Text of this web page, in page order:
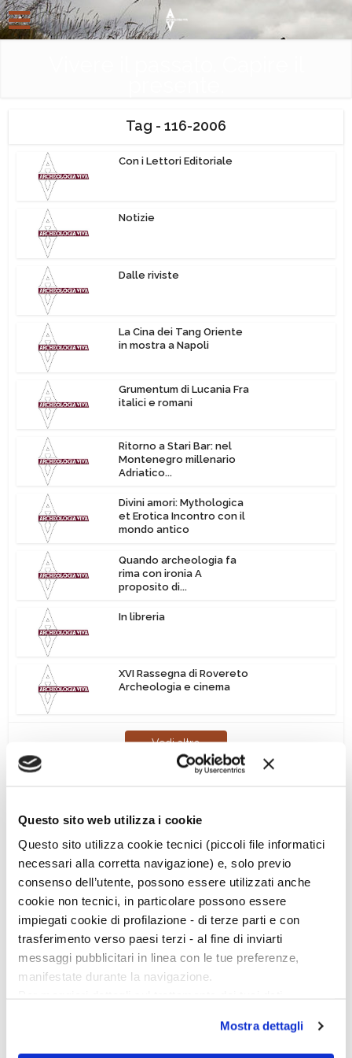
Questo sito web utilizza i cookie
Questo sito utilizza cookie tecnici (piccoli file informatici
necessari alla corretta navigazione) e, solo previo
consenso dell’utente, possono essere utilizzati anche
cookie non tecnici, in particolare possono essere
impiegati cookie di profilazione - di terze parti e con
trasferimento verso paesi terzi - al fine di inviarti
messaggi pubblicitari in linea con le tue preferenze,
manifestate durante la navigazione.
scelte privacy sui cookie, ti invitiamo a prendere visione
dell’informativa cookie.
Mostra dettagli
Tag - 116-2006
Con i Lettori Editoriale
Notizie
Dalle riviste
La Cina dei Tang Oriente
in mostra a Napoli
Grumentum di Lucania Fra
italici e romani
Ritorno a Stari Bar: nel
Montenegro millenario
Adriatico...
Divini amori: Mythologica
et Erotica Incontro con il
mondo antico
Quando archeologia fa
rima con ironia A
proposito di...
In libreria
XVI Rassegna di Rovereto
Archeologia e cinema
Vedi altro
Ciclo di conferenze